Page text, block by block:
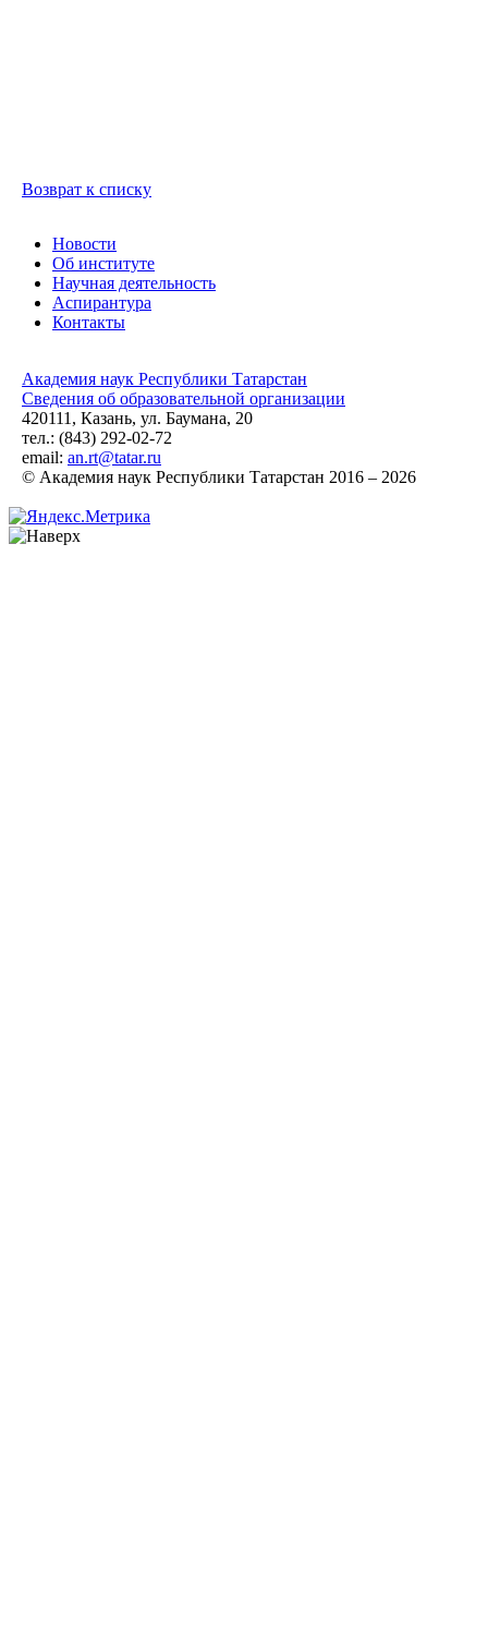
Возврат к списку
Новости
Об институте
Научная деятельность
Аспирантура
Контакты
Академия наук Республики Татарстан
Сведения об образовательной организации
420111, Казань, ул. Баумана, 20
тел.: (843) 292-02-72
email: an.rt@tatar.ru
© Академия наук Республики Татарстан 2016 – 2026